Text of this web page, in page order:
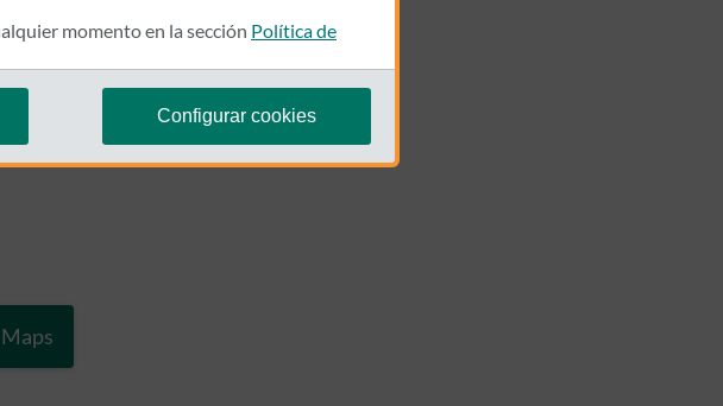
momento en la sección Política de
Configurar cookies